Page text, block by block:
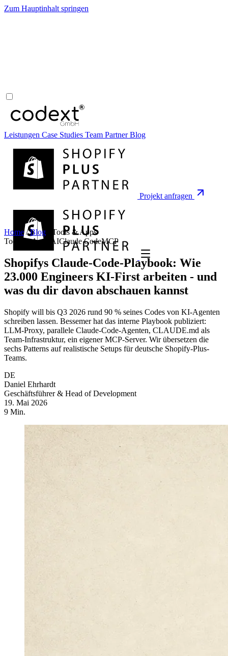
Zum Hauptinhalt springen
Leistungen Case Studies Team PartnerBlog
Projekt anfragen
Home / Blog
Tools & Apps
Tools & Apps
AIClaude CodeMCP
Shopifys Claude-Code-Playbook: Wie
23.000 Engineers KI-First arbeiten - und
was du dir davon abschauen kannst
Shopify will bis Q3 2026 rund 90 % seines Codes von KI-Agenten
schreiben lassen. Bessemer hat das interne Playbook publiziert:
LLM-Proxy, parallele Claude-Code-Agenten, CLAUDE.md als
Team-Infrastruktur, ein eigener MCP-Server. Wir übersetzen die
sechs Patterns auf realistische Setups für deutsche Shopify-Plus-
Teams.
DE
Daniel Ehrhardt
Geschäftsführer & Head of Development
19. Mai 2026
9 Min.